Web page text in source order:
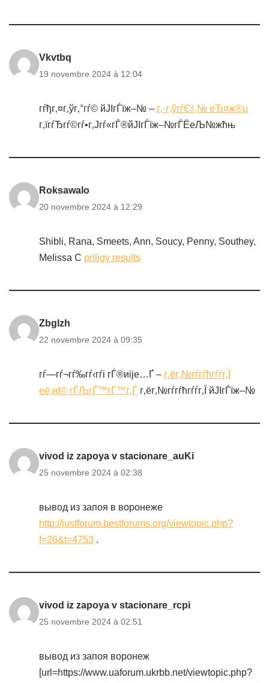
Vkvtbq
19 novembre 2024 à 12:04
гѓђг‚¤г‚ўг‚°гѓ© йЈІгЃїж–№ – г‚·г‚ўгѓЄг‚№ еЂ¤ж®µ
г‚їгѓЂгѓ©гѓ•г‚Јгѓ«гЃ®йЈІгЃїж–№гЃЁеЉ№жћњ
Roksawalo
20 novembre 2024 à 12:29
Shibli, Rana, Smeets, Ann, Soucy, Penny, Southey,
Melissa C priligy results
Zbglzh
22 novembre 2024 à 09:35
гѓ—гѓ¬гѓ‰гѓ‹гѓі гЃ®иіје…Ґ – г‚ёг‚№гѓ­гѓћгѓѓг‚Ї
её‚иІ© гЃЉгЃ™гЃ™г‚Ѓ г‚ёг‚№гѓ­гѓћгѓѓг‚Ї йЈІгЃїж–№
vivod iz zapoya v stacionare_auKi
25 novembre 2024 à 02:38
вывод из запоя в воронеже
http://justforum.bestforums.org/viewtopic.php?
f=26&t=4753 .
vivod iz zapoya v stacionare_rcpi
25 novembre 2024 à 02:51
вывод из запоя воронеж
[url=https://www.uaforum.ukrbb.net/viewtopic.php?